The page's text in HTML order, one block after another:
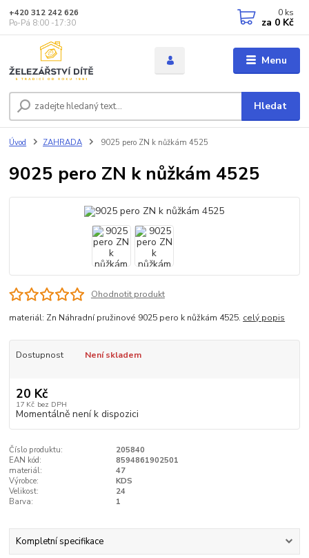
Menu
Hledat
+420 312 242 626
Po-Pá 8:00 -17:30
0 ks
za 0 Kč
Úvod ZAHRADA 9025 pero ZN k nůžkám 4525
9025 pero ZN k nůžkám 4525
Ohodnotit produkt
materiál: Zn Náhradní pružinové 9025 pero k nůžkám 4525. celý popis
Dostupnost Není skladem
20 Kč
17 Kč bez DPH
Momentálně není k dispozici
Číslo produktu:
205840
EAN kód:
8594861902501
materiál:
47
Výrobce:
KDS
Velikost:
24
Barva:
1
Kompletní specifikace